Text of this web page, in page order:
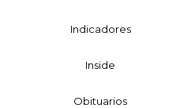
Indicadores
Inside
Obituarios